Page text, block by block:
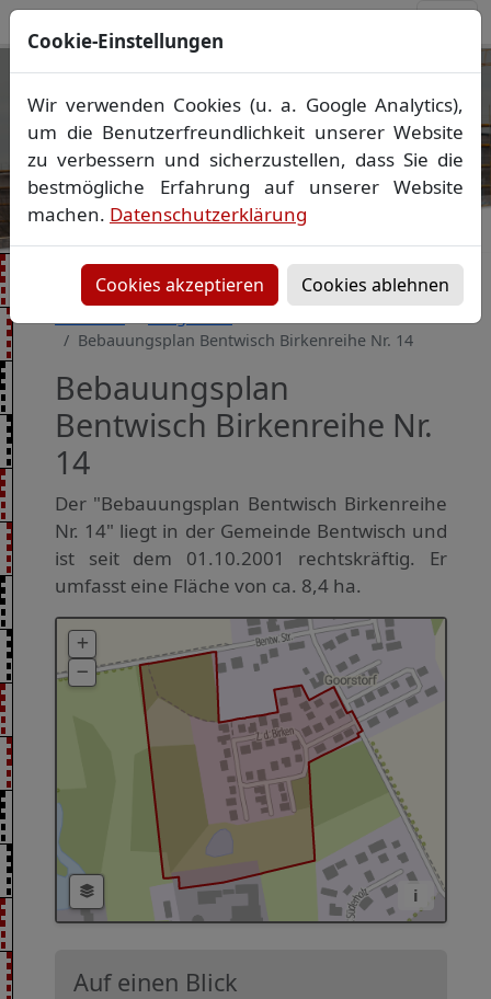
Ihr Vermessungsbüro in
Mecklenburg-Vorpommern
Wir vermessen Ihr Grundstück
Lageplan Absteckung▪Bauvermessung ▪
Gebäudeeinmessung
Grenzfeststellung▪Amtliche Auskünfte und
Vorheriges Bild
Bebauungsplan Bentwisch Birkenreihe Nr. 14
Bebauungsplan
Bentwisch Birkenreihe Nr.
14
Der "Bebauungsplan Bentwisch Birkenreihe
Nr. 14" liegt in der Gemeinde Bentwisch und
ist seit dem 01.10.2001 rechtskräftig. Er
umfasst eine Fläche von ca. 8,4 ha.
i
Auf einen Blick
Cookie-Einstellungen
Wir verwenden Cookies (u. a. Google Analytics),
um die Benutzerfreundlichkeit unserer Website
zu verbessern und sicherzustellen, dass Sie die
bestmögliche Erfahrung auf unserer Website
machen. Datenschutzerklärung
Cookies akzeptieren Cookies ablehnen